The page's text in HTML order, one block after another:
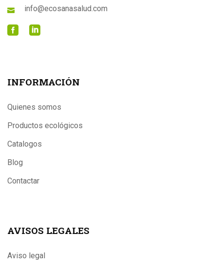
info@ecosanasalud.com
INFORMACIÓN
Quienes somos
Productos ecológicos
Catalogos
Blog
Contactar
AVISOS LEGALES
Aviso legal